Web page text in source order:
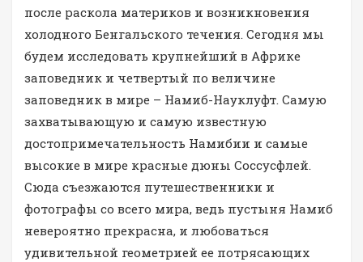
после раскола материков и возникновения
холодного Бенгальского течения. Сегодня мы
будем исследовать крупнейший в Африке
заповедник и четвертый по величине
заповедник в мире – Намиб-Науклуфт. Самую
захватывающую и самую известную
достопримечательность Намибии и самые
высокие в мире красные дюны Соссусфлей.
Сюда съезжаются путешественники и
фотографы со всего мира, ведь пустыня Намиб
невероятно прекрасна, и любоваться
удивительной геометрией ее потрясающих